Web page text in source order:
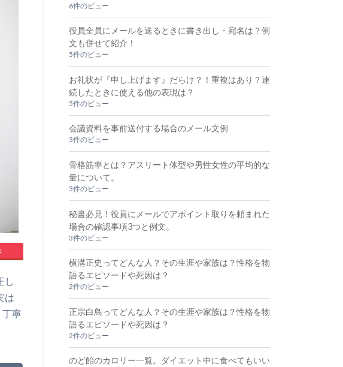
し
は
丁寧
6件のビュー
役員全員にメールを送るときに書き出し・宛名は？例
文も併せて紹介！
5件のビュー
お礼状が『申し上げます』だらけ？！重複はあり？連
続したときに使える他の表現は？
5件のビュー
会議資料を事前送付する場合のメール文例
3件のビュー
骨格筋率とは？アスリート体型や男性女性の平均的な
量について。
3件のビュー
秘書必見！役員にメールでアポイント取りを頼まれた
場合の確認事項3つと例文。
3件のビュー
横溝正史ってどんな人？その生涯や家族は？性格を物
語るエピソードや死因は？
2件のビュー
正宗白鳥ってどんな人？その生涯や家族は？性格を物
語るエピソードや死因は？
2件のビュー
のど飴のカロリー一覧。ダイエット中に食べてもいい